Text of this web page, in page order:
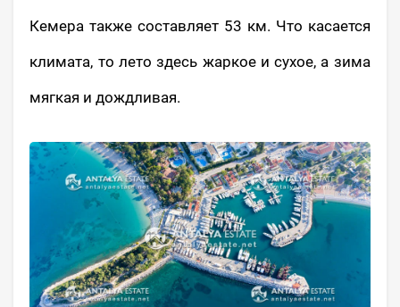
Кемера также составляет 53 км. Что касается
климата, то лето здесь жаркое и сухое, а зима
мягкая и дождливая.